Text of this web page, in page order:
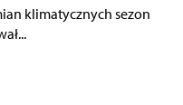
klimatycznych sezon